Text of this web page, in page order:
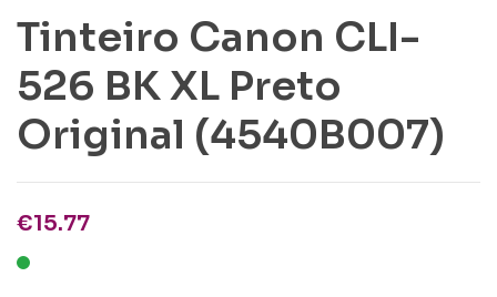
Tinteiro Canon CLI-
526 BK XL Preto
Original (4540B007)
€15.77